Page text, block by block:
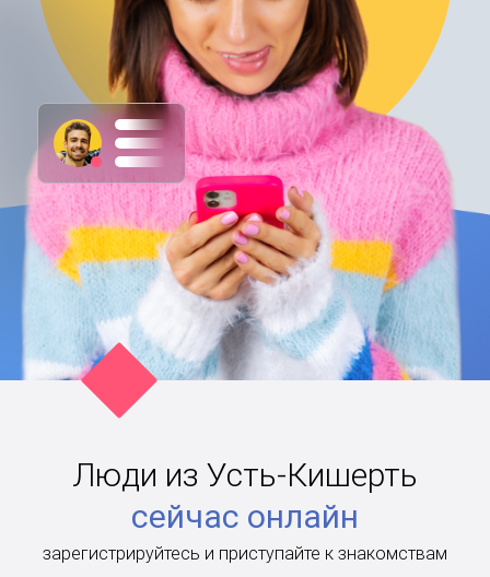
Люди из Усть-Кишерть
сейчас онлайн
зарегистрируйтесь и приступайте к знакомствам